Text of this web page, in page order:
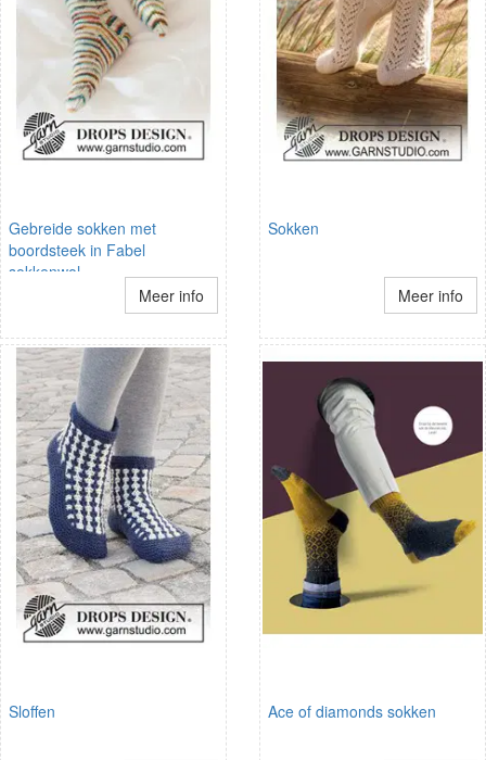
Gebreide sokken met
boordsteek in Fabel
sokkenwol
Meer info
Sokken
Meer info
Sloffen Ace of diamonds sokken